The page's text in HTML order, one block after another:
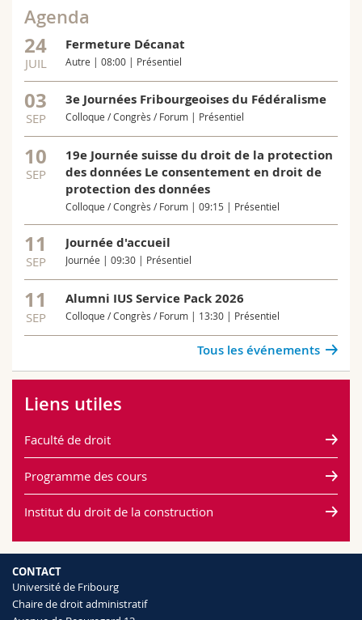
Agenda
24
JUIL
Fermeture Décanat
Autre | 08:00 | Présentiel
03
SEP
3e Journées Fribourgeoises du Fédéralisme
Colloque / Congrès / Forum | Présentiel
10
SEP
19e Journée suisse du droit de la protection
des données Le consentement en droit de
protection des données
Colloque / Congrès / Forum | 09:15 | Présentiel
11
SEP
Journée d'accueil
Journée | 09:30 | Présentiel
11
SEP
Alumni IUS Service Pack 2026
Colloque / Congrès / Forum | 13:30 | Présentiel
Tous les événements
Liens utiles
Faculté de droit
Programme des cours
Institut du droit de la construction
CONTACT
Université de Fribourg
Chaire de droit administratif